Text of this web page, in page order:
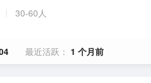
30-60人
最近活跃： 1 个月前